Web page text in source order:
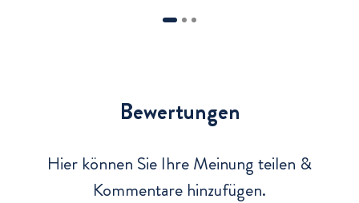
Bewertungen und Rezensionen
Bewertungen
Hier können Sie Ihre Meinung teilen &
Kommentare hinzufügen.